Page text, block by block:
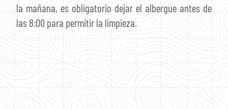
la mañana, es obligatorio dejar el albergue antes de
las 8:00 para permitir la limpieza.